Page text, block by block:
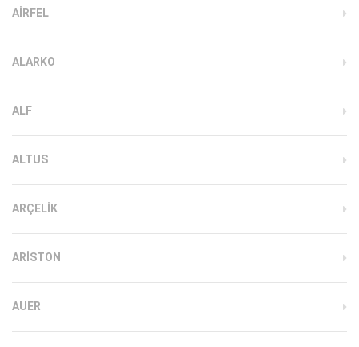
AIRFEL
ALARKO
ALF
ALTUS
ARÇELIK
ARISTON
AUER